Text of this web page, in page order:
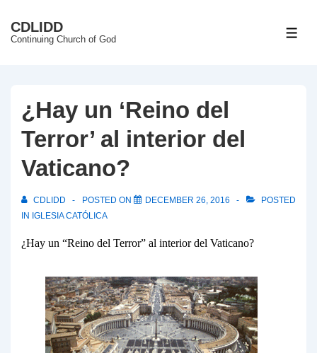
SkipCDLIDD
Continuing Church of God
¿Hay un ‘Reino del
Terror’ al interior del
Vaticano?
CDLIDD POSTED ON DECEMBER 26, 2016
POSTED
IN IGLESIA CATÓLICA
¿Hay un “Reino del Terror” al interior del Vaticano?